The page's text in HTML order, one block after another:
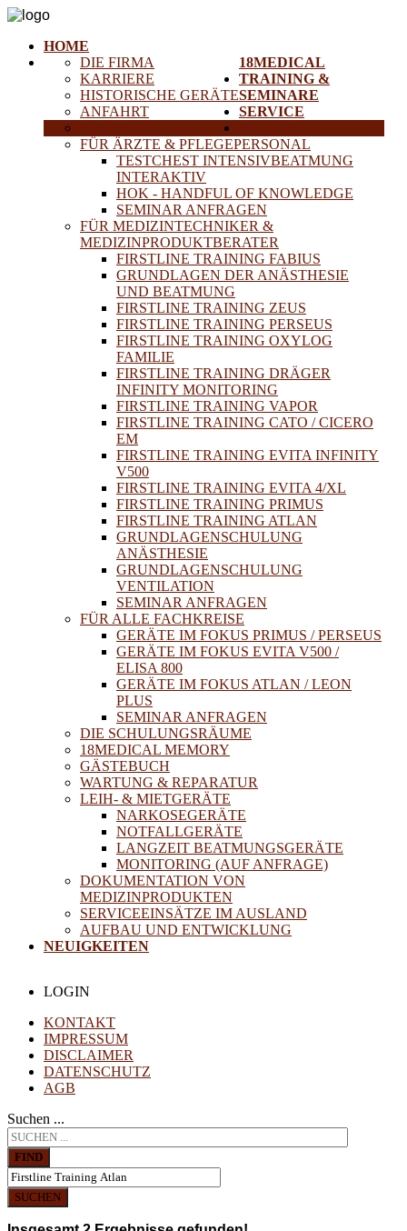
HOME
18MEDICAL
DIE FIRMA
KARRIERE
HISTORISCHE GERÄTE
ANFAHRT
TRAINING &
SEMINARE
FÜR ÄRZTE & PFLEGEPERSONAL
TESTCHEST INTENSIVBEATMUNG
INTERAKTIV
HOK - HANDFUL OF KNOWLEDGE
SEMINAR ANFRAGEN
FÜR MEDIZINTECHNIKER &
MEDIZINPRODUKTBERATER
FIRSTLINE TRAINING FABIUS
GRUNDLAGEN DER ANÄSTHESIE
UND BEATMUNG
FIRSTLINE TRAINING ZEUS
FIRSTLINE TRAINING PERSEUS
FIRSTLINE TRAINING OXYLOG
FAMILIE
FIRSTLINE TRAINING DRÄGER
INFINITY MONITORING
FIRSTLINE TRAINING VAPOR
FIRSTLINE TRAINING CATO / CICERO
EM
FIRSTLINE TRAINING EVITA INFINITY
V500
FIRSTLINE TRAINING EVITA 4/XL
FIRSTLINE TRAINING PRIMUS
FIRSTLINE TRAINING ATLAN
GRUNDLAGENSCHULUNG
ANÄSTHESIE
GRUNDLAGENSCHULUNG
VENTILATION
SEMINAR ANFRAGEN
FÜR ALLE FACHKREISE
GERÄTE IM FOKUS PRIMUS / PERSEUS
GERÄTE IM FOKUS EVITA V500 /
ELISA 800
GERÄTE IM FOKUS ATLAN / LEON
PLUS
SEMINAR ANFRAGEN
DIE SCHULUNGSRÄUME
18MEDICAL MEMORY
GÄSTEBUCH
SERVICE
WARTUNG & REPARATUR
LEIH- & MIETGERÄTE
NARKOSEGERÄTE
NOTFALLGERÄTE
LANGZEIT BEATMUNGSGERÄTE
MONITORING (AUF ANFRAGE)
DOKUMENTATION VON
MEDIZINPRODUKTEN
SERVICEEINSÄTZE IM AUSLAND
AUFBAU UND ENTWICKLUNG
NEUIGKEITEN
LOGIN
KONTAKT
IMPRESSUM
DISCLAIMER
DATENSCHUTZ
AGB
Suchen ...
FIND
SUCHEN